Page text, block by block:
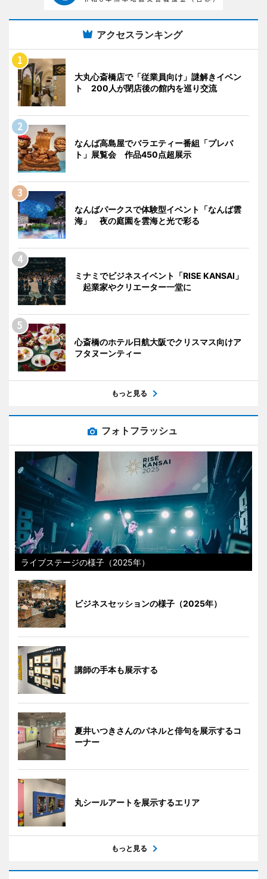
アクセスランキング
大丸心斎橋店で「従業員向け」謎解きイベン
ト 200人が閉店後の館内を巡り交流
なんば高島屋でバラエティー番組「プレバ
ト」展覧会 作品450点超展示
なんばパークスで体験型イベント「なんば雲
海」 夜の庭園を雲海と光で彩る
ミナミでビジネスイベント「RISE KANSAI」
起業家やクリエーター一堂に
心斎橋のホテル日航大阪でクリスマス向けア
フタヌーンティー
もっと見る
フォトフラッシュ
ライブステージの様子（2025年）
ビジネスセッションの様子（2025年）
講師の手本も展示する
夏井いつきさんのパネルと俳句を展示するコ
ーナー
丸シールアートを展示するエリア
もっと見る